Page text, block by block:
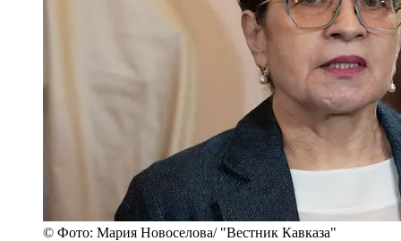
© Фото: Мария Новоселова/ "Вестник Кавказа"